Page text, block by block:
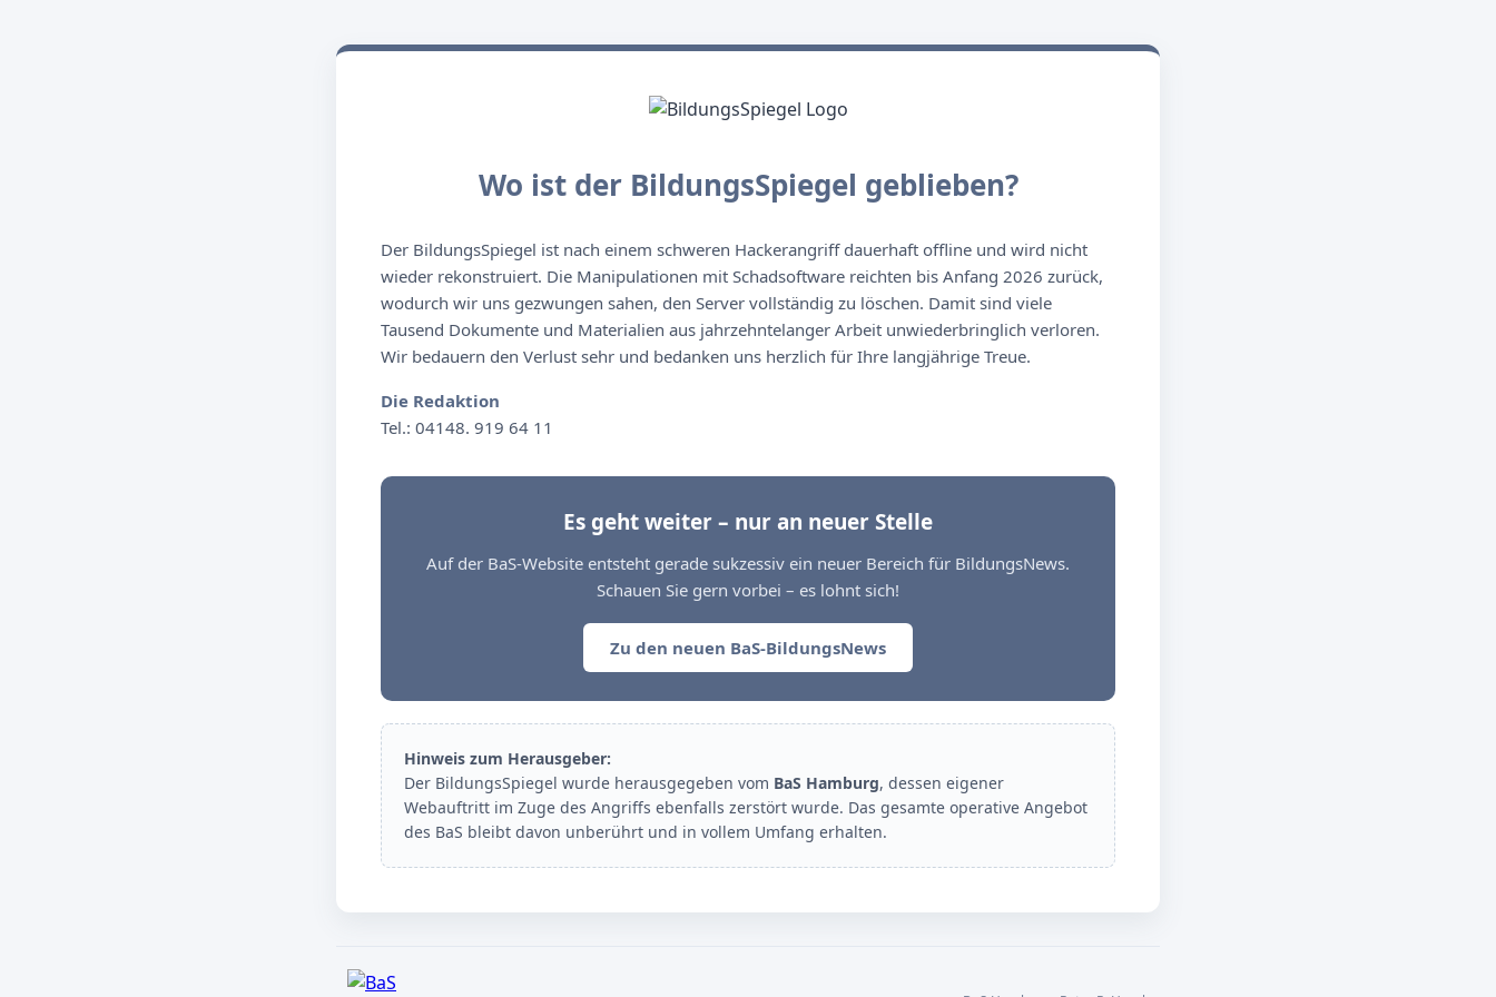
Wo ist der BildungsSpiegel geblieben?
Der BildungsSpiegel ist nach einem schweren Hackerangriff dauerhaft offline und wird nicht
wieder rekonstruiert. Die Manipulationen mit Schadsoftware reichten bis Anfang 2026 zurück,
wodurch wir uns gezwungen sahen, den Server vollständig zu löschen. Damit sind viele
Tausend Dokumente und Materialien aus jahrzehntelanger Arbeit unwiederbringlich verloren.
Wir bedauern den Verlust sehr und bedanken uns herzlich für Ihre langjährige Treue.
Die Redaktion
Tel.: 04148. 919 64 11
Es geht weiter – nur an neuer Stelle
Auf der BaS-Website entsteht gerade sukzessiv ein neuer Bereich für BildungsNews.
Schauen Sie gern vorbei – es lohnt sich!
Zu den neuen BaS-BildungsNews
Hinweis zum Herausgeber:
Der BildungsSpiegel wurde herausgegeben vom BaS Hamburg, dessen eigener
Webauftritt im Zuge des Angriffs ebenfalls zerstört wurde. Das gesamte operative Angebot
des BaS bleibt davon unberührt und in vollem Umfang erhalten.